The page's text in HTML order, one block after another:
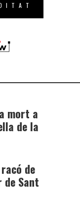
mort a
de la
de
Sant